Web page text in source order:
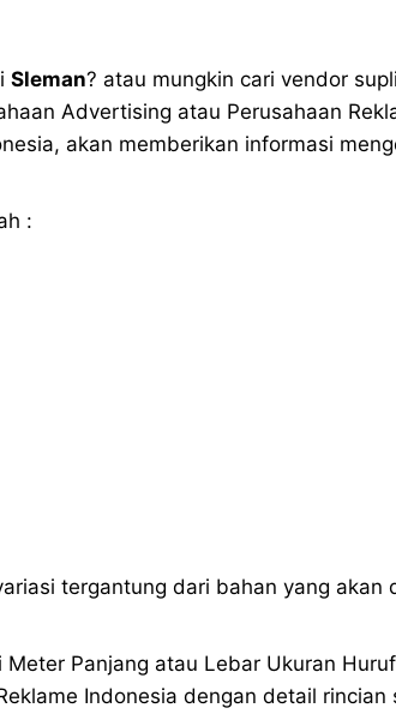
Sleman? atau mungkin cari vendor
Advertising atau Perusahaan
akan memberikan informasi
:
tergantung dari bahan yang akan
Panjang atau Lebar Ukuran
Indonesia dengan detail rincian